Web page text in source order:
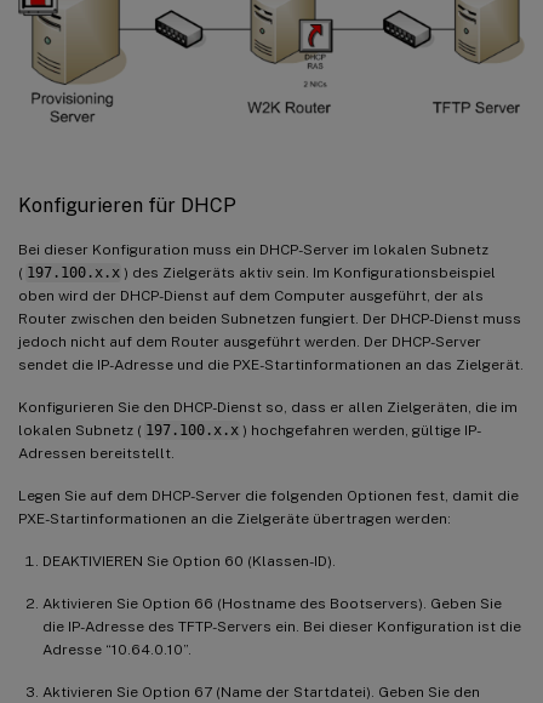
Konfigurieren für DHCP
Bei dieser Konfiguration muss ein DHCP-Server im lokalen Subnetz
( 197.100.x.x ) des Zielgeräts aktiv sein. Im Konfigurationsbeispiel
oben wird der DHCP-Dienst auf dem Computer ausgeführt, der als
Router zwischen den beiden Subnetzen fungiert. Der DHCP-Dienst muss
jedoch nicht auf dem Router ausgeführt werden. Der DHCP-Server
sendet die IP-Adresse und die PXE-Startinformationen an das Zielgerät.
Konfigurieren Sie den DHCP-Dienst so, dass er allen Zielgeräten, die im
lokalen Subnetz ( 197.100.x.x ) hochgefahren werden, gültige IP-
Adressen bereitstellt.
Legen Sie auf dem DHCP-Server die folgenden Optionen fest, damit die
PXE-Startinformationen an die Zielgeräte übertragen werden:
DEAKTIVIEREN Sie Option 60 (Klassen-ID).
Aktivieren Sie Option 66 (Hostname des Bootservers). Geben Sie
die IP-Adresse des TFTP-Servers ein. Bei dieser Konfiguration ist die
Adresse “10.64.0.10”.
Aktivieren Sie Option 67 (Name der Startdatei). Geben Sie den